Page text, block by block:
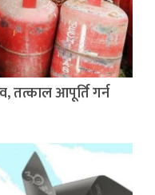
तत्काल आपूर्ति गर्न